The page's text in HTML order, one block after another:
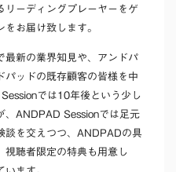
リーディングプレーヤーをゲ
お届け致します。
最新の業界知見や、アンドパ
パッドの既存顧客の皆様を中
では10年後という少し
、ANDPAD Sessionでは足元
談を交えつつ、ANDPADの具
視聴者限定の特典も用意し